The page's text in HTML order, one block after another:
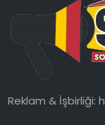
Reklam & İşbirliği: